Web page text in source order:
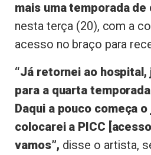
mais uma temporada
nesta terça (20), com a
acesso no braço para
“Já retornei ao
para a quarta
Daqui a pouco começa
colocarei a PICC
vamos”, disse o artista,